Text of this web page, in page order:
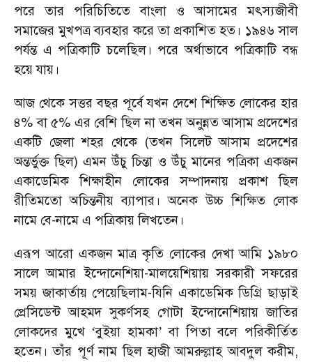
পরে তার পরিচিতিতে বাংলা ও আসামের মৎস্যজীবী
সমাজের মুখপত্র ব্যবহার করে তা প্রকাশিত হত। ১৯৪৬ সাল
পর্যন্ত এ পত্রিকাটি চলেছিল। পরে অর্থাভাবে পত্রিকাটি বন্ধ
হয়ে যায়।
আজ থেকে সত্তর বছর পূর্বে যখন দেশে শিক্ষিত লোকের হার
৪% বা ৫% এর বেশি ছিল না তখন অনুন্নত আসাম প্রদেশের
একটি জেলা শহর থেকে (তখন সিলেট আসাম প্রদেশের
অন্তর্ভুক্ত ছিল) এমন উঁচু চিন্তা ও উঁচু মানের পত্রিকা একজন
একাডেমিক শিক্ষাহীন লোকের সম্পাদনায় প্রকাশ ছিল
রীতিমতো অচিন্তনীয় ব্যাপার। অনেক উচ্চ শিক্ষিত লোক
নামে বে-নামে এ পত্রিকায় লিখতেন।
এরূপ আরো একজন মাত্র কৃতি লোকের দেখা আমি ১৯৮০
সালে আমার ইন্দোনেশিয়া-মালয়েশিয়ায় সরকারী সফরের
সময় জাকার্তায় পেয়েছিলাম-যিনি একাডেমিক ডিগ্রি ছাড়াই
প্রেসিডেন্ট আহমদ সুকর্ণসহ গোটা ইন্দোনেশিয়ায় জাতির
লোকদের মুখে ‘বুইয়া হামকা’ বা পিতা বলে পরিকীর্তিত
হতেন। তাঁর পূর্ণ নাম ছিল হাজী আমরুল্লাহ আবদুল করীম,